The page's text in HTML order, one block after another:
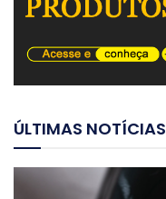
ÚLTIMAS NOTÍCIAS